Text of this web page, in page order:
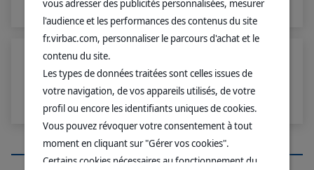
DIAPROOF PRO
Seau de 3kg
PRODUITS RECOMMANDÉS
vous adresser des publicités personnalisées, mesurer
l'audience et les performances des contenus du site
fr.virbac.com, personnaliser le parcours d'achat et le
contenu du site.
Les types de données traitées sont celles issues de
votre navigation, de vos appareils utilisés, de votre
profil ou encore les identifiants uniques de cookies.
Vous pouvez révoquer votre consentement à tout
moment en cliquant sur "Gérer vos cookies".
Certains cookies nécessaires au fonctionnement du